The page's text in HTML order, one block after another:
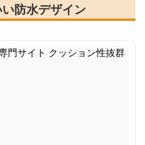
防水デザイン